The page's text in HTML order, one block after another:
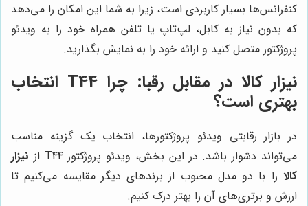
کنفرانس‌ها بسیار کاربردی است، زیرا به شما این امکان را می‌دهد
که بدون نیاز به کابل، لپ‌تاپ یا تلفن همراه خود را به ویدئو
پروژکتور متصل کنید و ارائه خود را به نمایش بگذارید.
نیزار کالا در مقابل رقبا: چرا T44 انتخاب
بهتری است؟
در بازار رقابتی ویدئو پروژکتورها، انتخاب یک گزینه مناسب
می‌تواند دشوار باشد. در این بخش، ویدئو پروژکتور T44 از
نیزار
کالا را با دو مدل محبوب از برندهای دیگر مقایسه می‌کنیم تا
ارزش و برتری‌های آن را بهتر درک کنیم.